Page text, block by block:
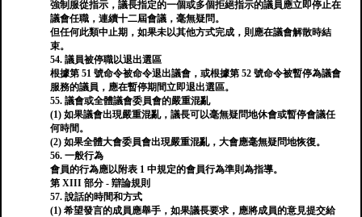
強制服從指示，議長指定的一個或多個拒絕指示的議員應立即停止在
議會任職，連續十二屆會議，毫無疑問。
但任何此類中止期，如果未以其他方式完成，則應在議會解散時結
束。
54. 議員被停職以退出選區
根據第 51 號命令被命令退出議會，或根據第 52 號命令被暫停為議會
服務的議員，應在暫停期間立即退出選區。
55. 議會或全體議會委員會的嚴重混亂
(1) 如果議會出現嚴重混亂，議長可以毫無疑問地休會或暫停會議任
何時間。
(2) 如果全體大會委員會出現嚴重混亂，大會應毫無疑問地恢復。
56. 一般行為
會員的行為應以附表 1 中規定的會員行為準則為指導。
第 XIII 部分 - 辯論規則
57. 說話的時間和方式
(1) 希望發言的成員應舉手，如果議長要求，應將成員的意見提交給